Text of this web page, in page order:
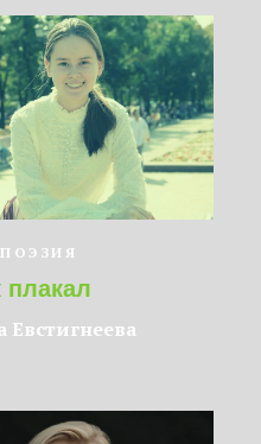
ПОЭЗИЯ
плакал
Евстигнеева